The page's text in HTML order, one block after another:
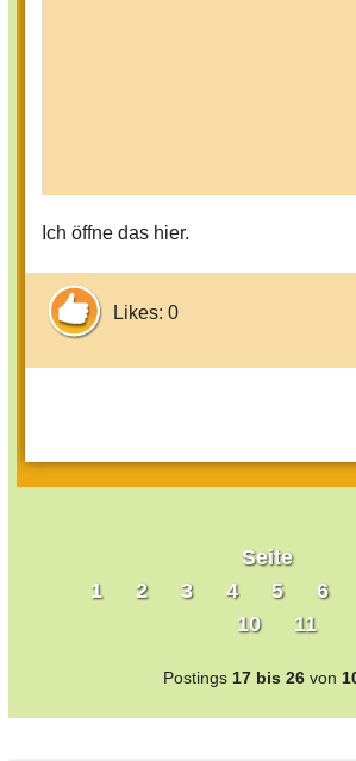
Ich öffne das hier.
Likes: 0
Seite
1
2 3 4 5 6
10
11
Postings 17 bis 26 von